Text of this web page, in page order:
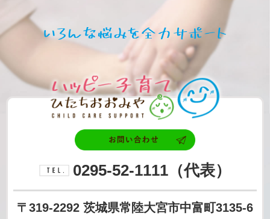
電話番号
0295-52-1111 （代表）
〒319-2292 茨城県常陸大宮市中富町3135-6